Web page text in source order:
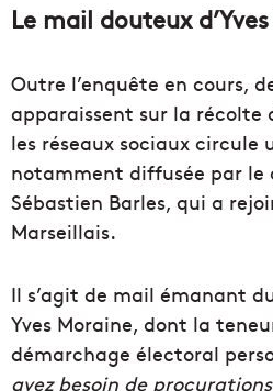
Le mail douteux
Outre l’enquête en cours,
apparaissent sur la récolte
les réseaux sociaux circule
notamment diffusée par le
Sébastien Barles, qui a
Marseillais.
Il s’agit de mail émanant
Yves Moraine, dont la
démarchage électoral
avez besoin de